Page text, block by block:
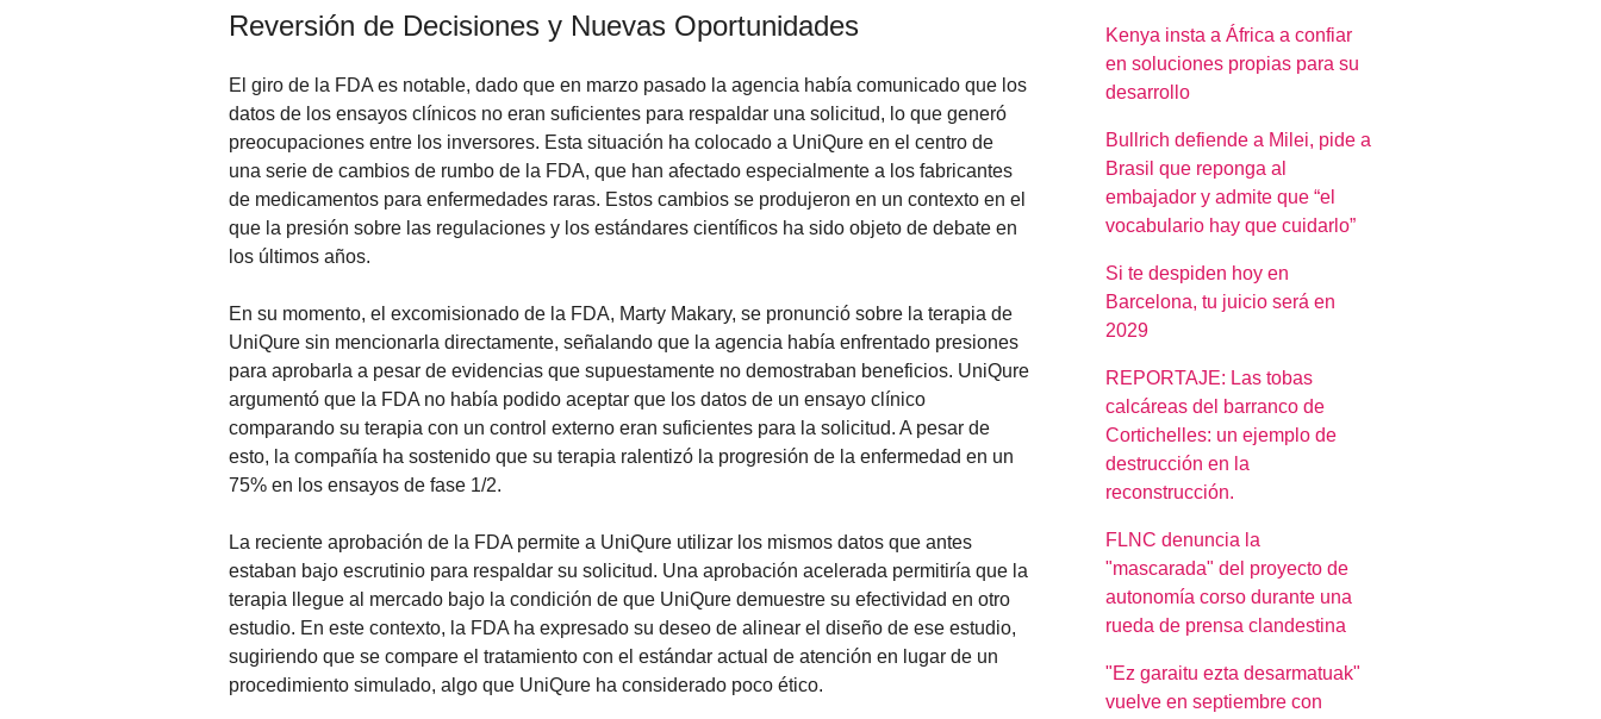
Reversión de Decisiones y Nuevas Oportunidades
El giro de la FDA es notable, dado que en marzo pasado la agencia había comunicado que los
datos de los ensayos clínicos no eran suficientes para respaldar una solicitud, lo que generó
preocupaciones entre los inversores. Esta situación ha colocado a UniQure en el centro de
una serie de cambios de rumbo de la FDA, que han afectado especialmente a los fabricantes
de medicamentos para enfermedades raras. Estos cambios se produjeron en un contexto en el
que la presión sobre las regulaciones y los estándares científicos ha sido objeto de debate en
los últimos años.
En su momento, el excomisionado de la FDA, Marty Makary, se pronunció sobre la terapia de
UniQure sin mencionarla directamente, señalando que la agencia había enfrentado presiones
para aprobarla a pesar de evidencias que supuestamente no demostraban beneficios. UniQure
argumentó que la FDA no había podido aceptar que los datos de un ensayo clínico
comparando su terapia con un control externo eran suficientes para la solicitud. A pesar de
esto, la compañía ha sostenido que su terapia ralentizó la progresión de la enfermedad en un
75% en los ensayos de fase 1/2.
La reciente aprobación de la FDA permite a UniQure utilizar los mismos datos que antes
estaban bajo escrutinio para respaldar su solicitud. Una aprobación acelerada permitiría que la
terapia llegue al mercado bajo la condición de que UniQure demuestre su efectividad en otro
estudio. En este contexto, la FDA ha expresado su deseo de alinear el diseño de ese estudio,
sugiriendo que se compare el tratamiento con el estándar actual de atención en lugar de un
procedimiento simulado, algo que UniQure ha considerado poco ético.
Kenya insta a África a confiar
en soluciones propias para su
desarrollo
Bullrich defiende a Milei, pide a
Brasil que reponga al
embajador y admite que “el
vocabulario hay que cuidarlo”
Si te despiden hoy en
Barcelona, tu juicio será en
2029
REPORTAJE: Las tobas
calcáreas del barranco de
Cortichelles: un ejemplo de
destrucción en la
reconstrucción.
FLNC denuncia la
"mascarada" del proyecto de
autonomía corso durante una
rueda de prensa clandestina
"Ez garaitu ezta desarmatuak"
vuelve en septiembre con